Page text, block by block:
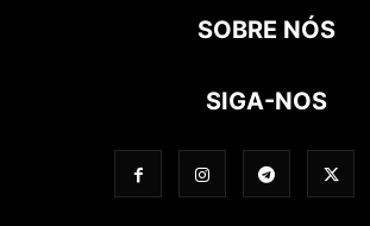
SOBRE NÓS
SIGA-NOS